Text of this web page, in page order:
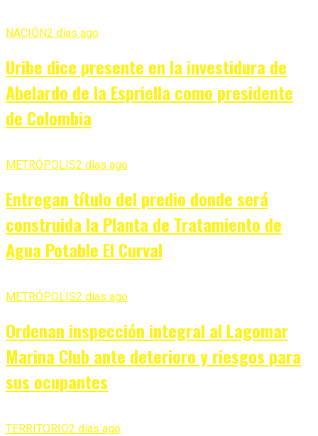
NACIÓN2 días ago
Uribe dice presente en la investidura de
Abelardo de la Espriella como presidente
de Colombia
METRÓPOLIS2 días ago
Entregan título del predio donde será
construida la Planta de Tratamiento de
Agua Potable El Curval
METRÓPOLIS2 días ago
Ordenan inspección integral al Lagomar
Marina Club ante deterioro y riesgos para
sus ocupantes
TERRITORIO2 días ago